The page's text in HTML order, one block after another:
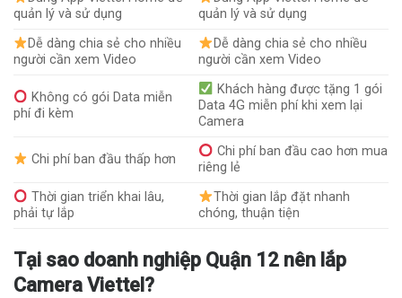
quản lý và sử dụng
quản lý và sử dụng
Dễ dàng chia sẻ cho nhiều
người cần xem Video
Dễ dàng chia sẻ cho nhiều
người cần xem Video
Không có gói Data miễn
phí đi kèm
Khách hàng được tặng 1 gói
Data 4G miễn phí khi xem lại
Camera
Chi phí ban đầu thấp hơn
Chi phí ban đầu cao hơn mua
riêng lẻ
Thời gian triển khai lâu,
phải tự lắp
Thời gian lắp đặt nhanh
chóng, thuận tiện
Tại sao doanh nghiệp Quận 12 nên lắp
Camera Viettel?